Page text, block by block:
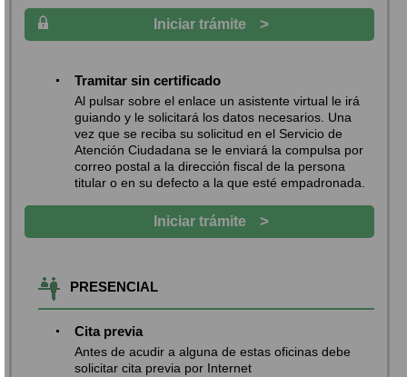
Iniciar trámite >
Tramitar sin certificado
Al pulsar sobre el enlace un asistente virtual le irá
guiando y le solicitará los datos necesarios. Una
vez que se reciba su solicitud en el Servicio de
Atención Ciudadana se le enviará la compulsa por
correo postal a la dirección fiscal de la persona
titular o en su defecto a la que esté empadronada.
Iniciar trámite >
PRESENCIAL
Cita previa
Antes de acudir a alguna de estas oficinas debe
solicitar cita previa por Internet